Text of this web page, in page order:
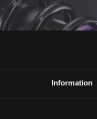
Information